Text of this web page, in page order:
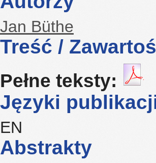
Jan Büthe
Treść /
Pełne teksty:
Języki
EN
Abstrakty